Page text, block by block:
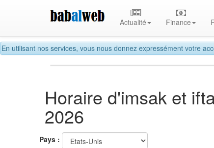
En utilisant nos services, vous nous donnez expressément votre
Actualité Finance
Horaire d'imsak et
2026
Pays :